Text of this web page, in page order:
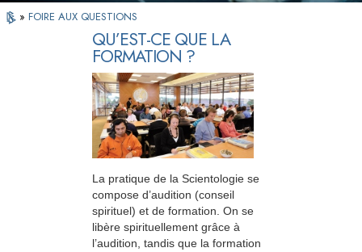
» FOIRE AUX QUESTIONS
QU’EST-CE QUE LA
FORMATION ?
La pratique de la Scientologie se
compose d’audition (conseil
spirituel) et de formation. On se
libère spirituellement grâce à
l’audition, tandis que la formation